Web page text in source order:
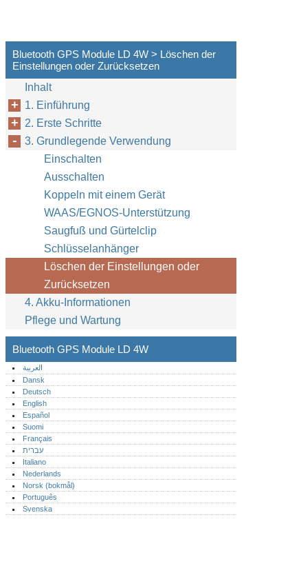
Bluetooth GPS Module LD 4W > Löschen der
Einstellungen oder Zurücksetzen
Inhalt
1. Einführung
2. Erste Schritte
3. Grundlegende Verwendung
Einschalten
Ausschalten
Koppeln mit einem Gerät
WAAS/EGNOS-Unterstützung
Saugfuß und Gürtelclip
Schlüsselanhänger
Löschen der Einstellungen oder
Zurücksetzen
4. Akku-Informationen
Pflege und Wartung
Bluetooth GPS Module LD 4W
العربية
Dansk
Deutsch
English
Español
Suomi
Français
עברית
Italiano
Nederlands
Norsk (bokmål)‎
Português‎
Svenska